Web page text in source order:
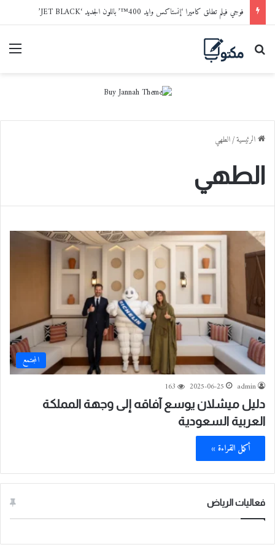
فوجي فيلم تطلق كاميرا ‘إنستاكس وايد 400™’ باللون الجديد ‘JET BLACK’
بحث عن
الرئيسية/الطهي
الطهي
المجتمع
admin
2025-06-25
163
دليل ميشلان يوسع آفاقه إلى وجهة المملكة
العربية السعودية
أكمل القراءة »
فعاليات الرياض